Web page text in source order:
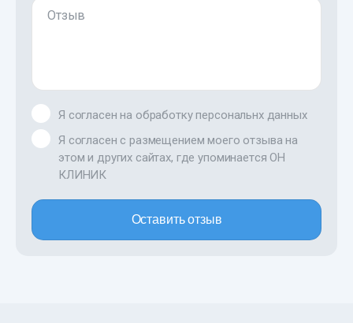
Отзыв
Я согласен на обработку персональнх данных
Я согласен с размещением моего отзыва на
этом и других сайтах, где упоминается ОН
КЛИНИК
Оставить отзыв